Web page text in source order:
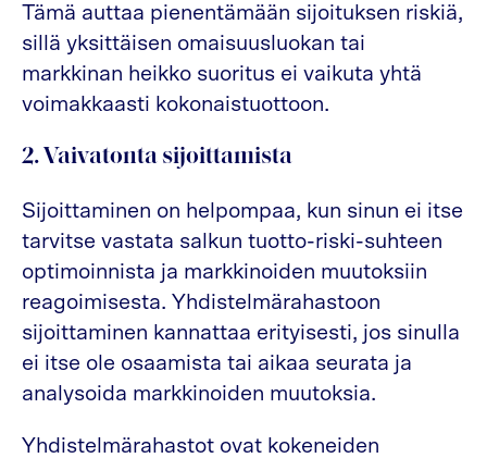
Tämä auttaa pienentämään sijoituksen riskiä,
sillä yksittäisen omaisuusluokan tai
markkinan heikko suoritus ei vaikuta yhtä
voimakkaasti kokonaistuottoon.
2. Vaivatonta sijoittamista
Sijoittaminen on helpompaa, kun sinun ei itse
tarvitse vastata salkun tuotto-riski-suhteen
optimoinnista ja markkinoiden muutoksiin
reagoimisesta. Yhdistelmärahastoon
sijoittaminen kannattaa erityisesti, jos sinulla
ei itse ole osaamista tai aikaa seurata ja
analysoida markkinoiden muutoksia.
Yhdistelmärahastot ovat kokeneiden